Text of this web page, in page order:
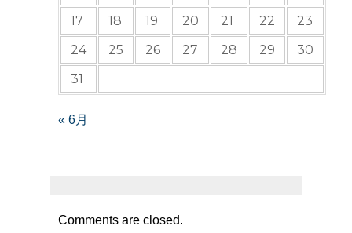
17
18 19 20 21 22
23
24
25 26 27 28 29
30
31
« 6月
Comments are closed.